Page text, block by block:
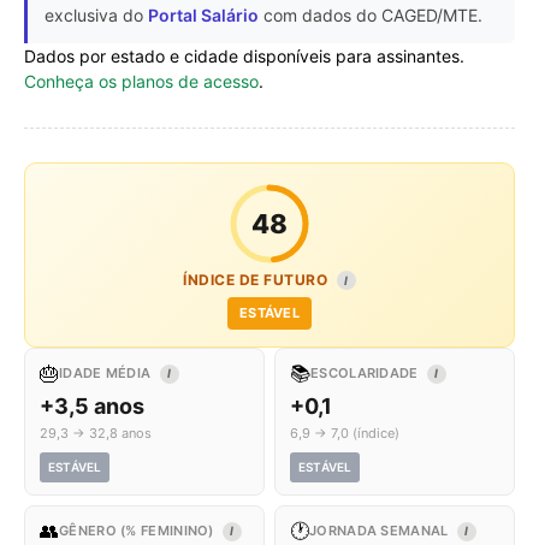
exclusiva do Portal Salário com dados do CAGED/MTE.
Dados por estado e cidade disponíveis para assinantes.
Conheça os planos de acesso.
48
ÍNDICE DE FUTURO I
ESTÁVEL
🎂IDADE MÉDIA I
+3,5 anos
29,3 → 32,8 anos
ESTÁVEL
📚ESCOLARIDADE I
+0,1
6,9 → 7,0 (índice)
ESTÁVEL
👥GÊNERO (% FEMININO) I 🕐JORNADA SEMANAL I